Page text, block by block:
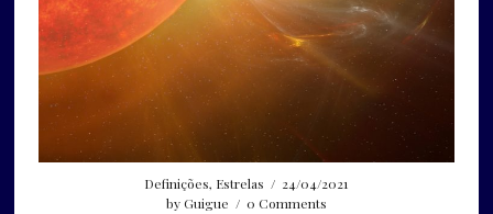
Definições, Estrelas / 24/04/2021
byGuigue / 0 Comments